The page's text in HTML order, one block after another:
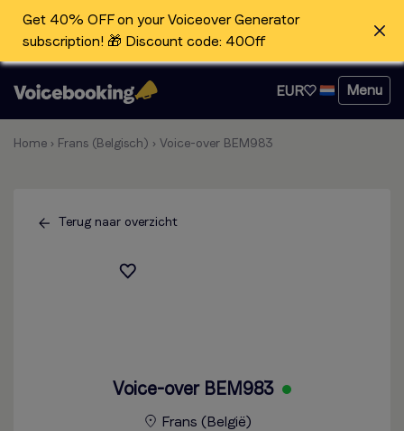
Get 40% OFF on your Voiceover Generator
subscription! 🎁 Discount code: 40Off
EUR Menu
Home › Frans (Belgisch) › Voice-over BEM983
Terug naar overzicht
Voice-over BEM983
Frans (België)